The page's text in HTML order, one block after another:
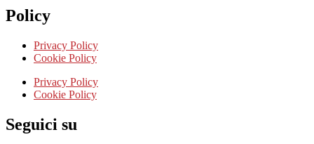
Policy
Privacy Policy
Cookie Policy
Privacy Policy
Cookie Policy
Seguici su